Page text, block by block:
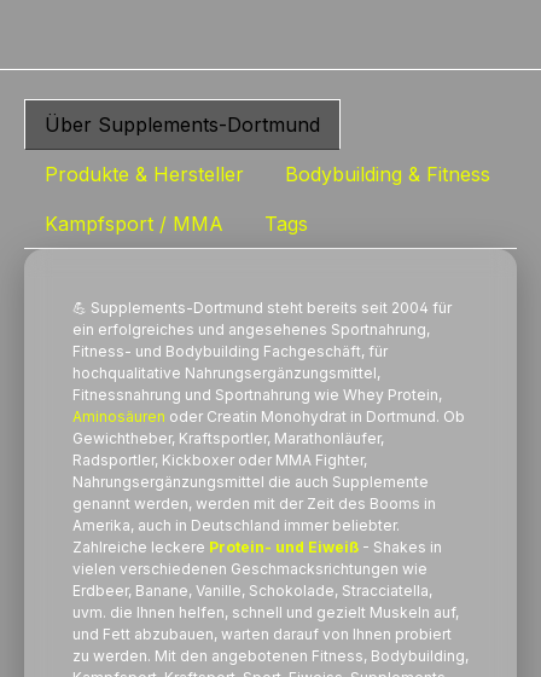
Über Supplements-Dortmund
Produkte & Hersteller Bodybuilding & Fitness
Kampfsport / MMA Tags
💪 Supplements-Dortmund steht bereits seit 2004 für
ein erfolgreiches und angesehenes Sportnahrung,
Fitness- und Bodybuilding Fachgeschäft, für
hochqualitative Nahrungsergänzungsmittel,
Fitnessnahrung und Sportnahrung wie Whey Protein,
Aminosäuren oder Creatin Monohydrat in Dortmund. Ob
Gewichtheber, Kraftsportler, Marathonläufer,
Radsportler, Kickboxer oder MMA Fighter,
Nahrungsergänzungsmittel die auch Supplemente
genannt werden, werden mit der Zeit des Booms in
Amerika, auch in Deutschland immer beliebter.
Zahlreiche leckere Protein- und Eiweiß - Shakes in
vielen verschiedenen Geschmacksrichtungen wie
Erdbeer, Banane, Vanille, Schokolade, Stracciatella,
uvm. die Ihnen helfen, schnell und gezielt Muskeln auf,
und Fett abzubauen, warten darauf von Ihnen probiert
zu werden. Mit den angebotenen Fitness, Bodybuilding,